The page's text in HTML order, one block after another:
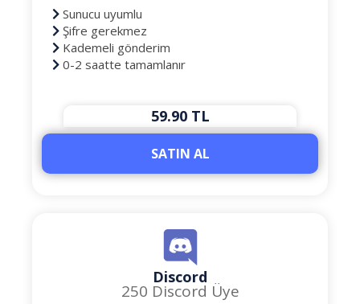
Sunucu uyumlu
Şifre gerekmez
Kademeli gönderim
0-2 saatte tamamlanır
59.90 TL
SATIN AL
Discord
250 Discord Üye